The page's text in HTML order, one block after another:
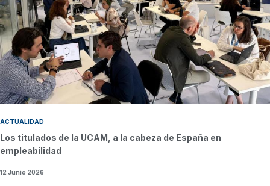
ACTUALIDAD
Los titulados de la UCAM, a la cabeza de España en
empleabilidad
12 Junio 2026